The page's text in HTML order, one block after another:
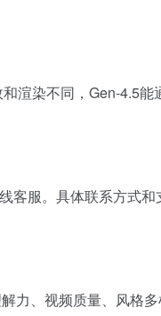
渲染不同，Gen-4.5
服。具体联系方式和
力、视频质量、风格